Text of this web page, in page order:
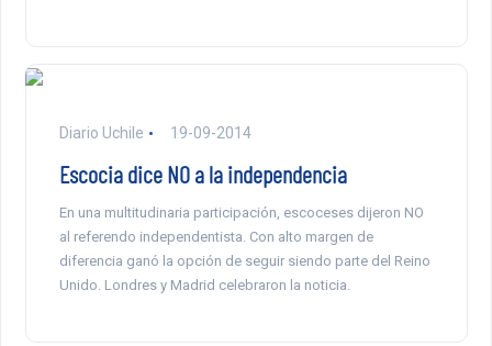
Diario Uchile 19-09-2014
Escocia dice NO a la independencia
En una multitudinaria participación, escoceses dijeron NO
al referendo independentista. Con alto margen de
diferencia ganó la opción de seguir siendo parte del Reino
Unido. Londres y Madrid celebraron la noticia.